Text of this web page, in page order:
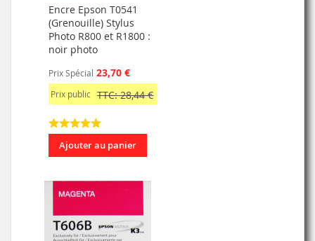
Encre Epson T0541
(Grenouille) Stylus
Photo R800 et R1800 :
noir photo
Prix Spécial 23,70 €
Prix public TTC: 28,44 €
Ajouter au panier